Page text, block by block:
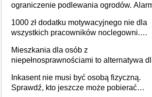
ograniczenie podlewania ogrodów.
może objąć cały kraj
1000 zł dodatku motywacyjnego nie dla
wszystkich pracowników noclegowni.
Mieszkania dla osób z
niepełnosprawnościami to alternatywa
samodzielnie lub z rodziną
Inkasent nie musi być osobą fizyczną.
Sprawdź, kto jeszcze może pobierać